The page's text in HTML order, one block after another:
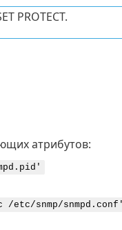
PROTECT.
атрибутов:
/etc/snmp/snmpd.conf'